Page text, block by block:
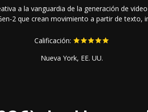
a la vanguardia de la generación de
2 que crean movimiento a partir de texto,
Calificación:
Nueva York, EE. UU.